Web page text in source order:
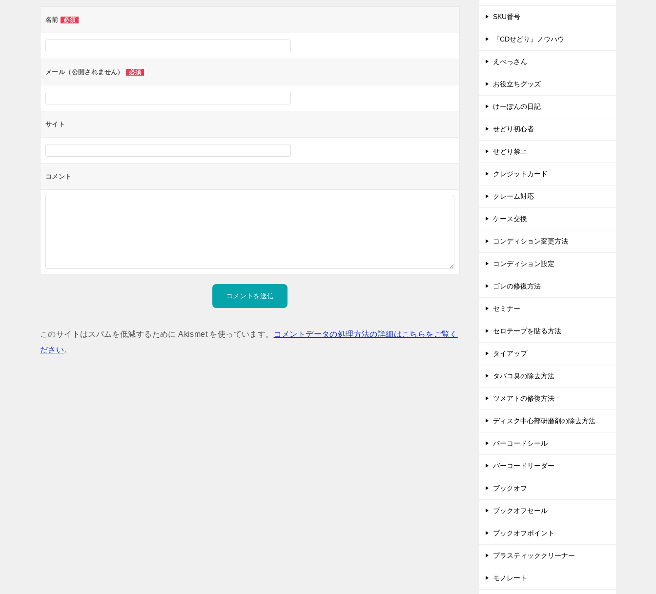
ー
ョ
ン
名前 必須
メール（公開されません） 必須
サイト
コメント
このサイトはスパムを低減するために Akismet を使っています。
コメントデータの処理方法の詳細はこちらをご覧く
ださい。
SKU番号
『CDせどり』ノウハウ
えべっさん
お役立ちグッズ
けーぽんの日記
せどり初心者
せどり禁止
クレジットカード
クレーム対応
ケース交換
コンディション変更方法
コンディション設定
ゴレの修復方法
セミナー
セロテープを貼る方法
タイアップ
タバコ臭の除去方法
ツメアトの修復方法
ディスク中心部研磨剤の除去方法
バーコードシール
バーコードリーダー
ブックオフ
ブックオフセール
ブックオフポイント
プラスティッククリーナー
モノレート